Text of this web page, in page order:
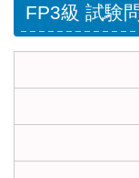
FP3級 試験